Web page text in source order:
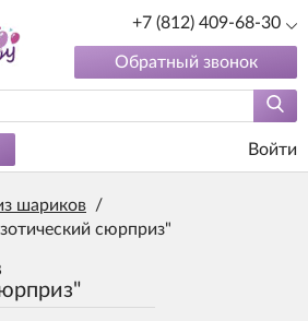
+7 (812) 409-68-30
Обратный звонок
Войти
шариков /
сюрприз"